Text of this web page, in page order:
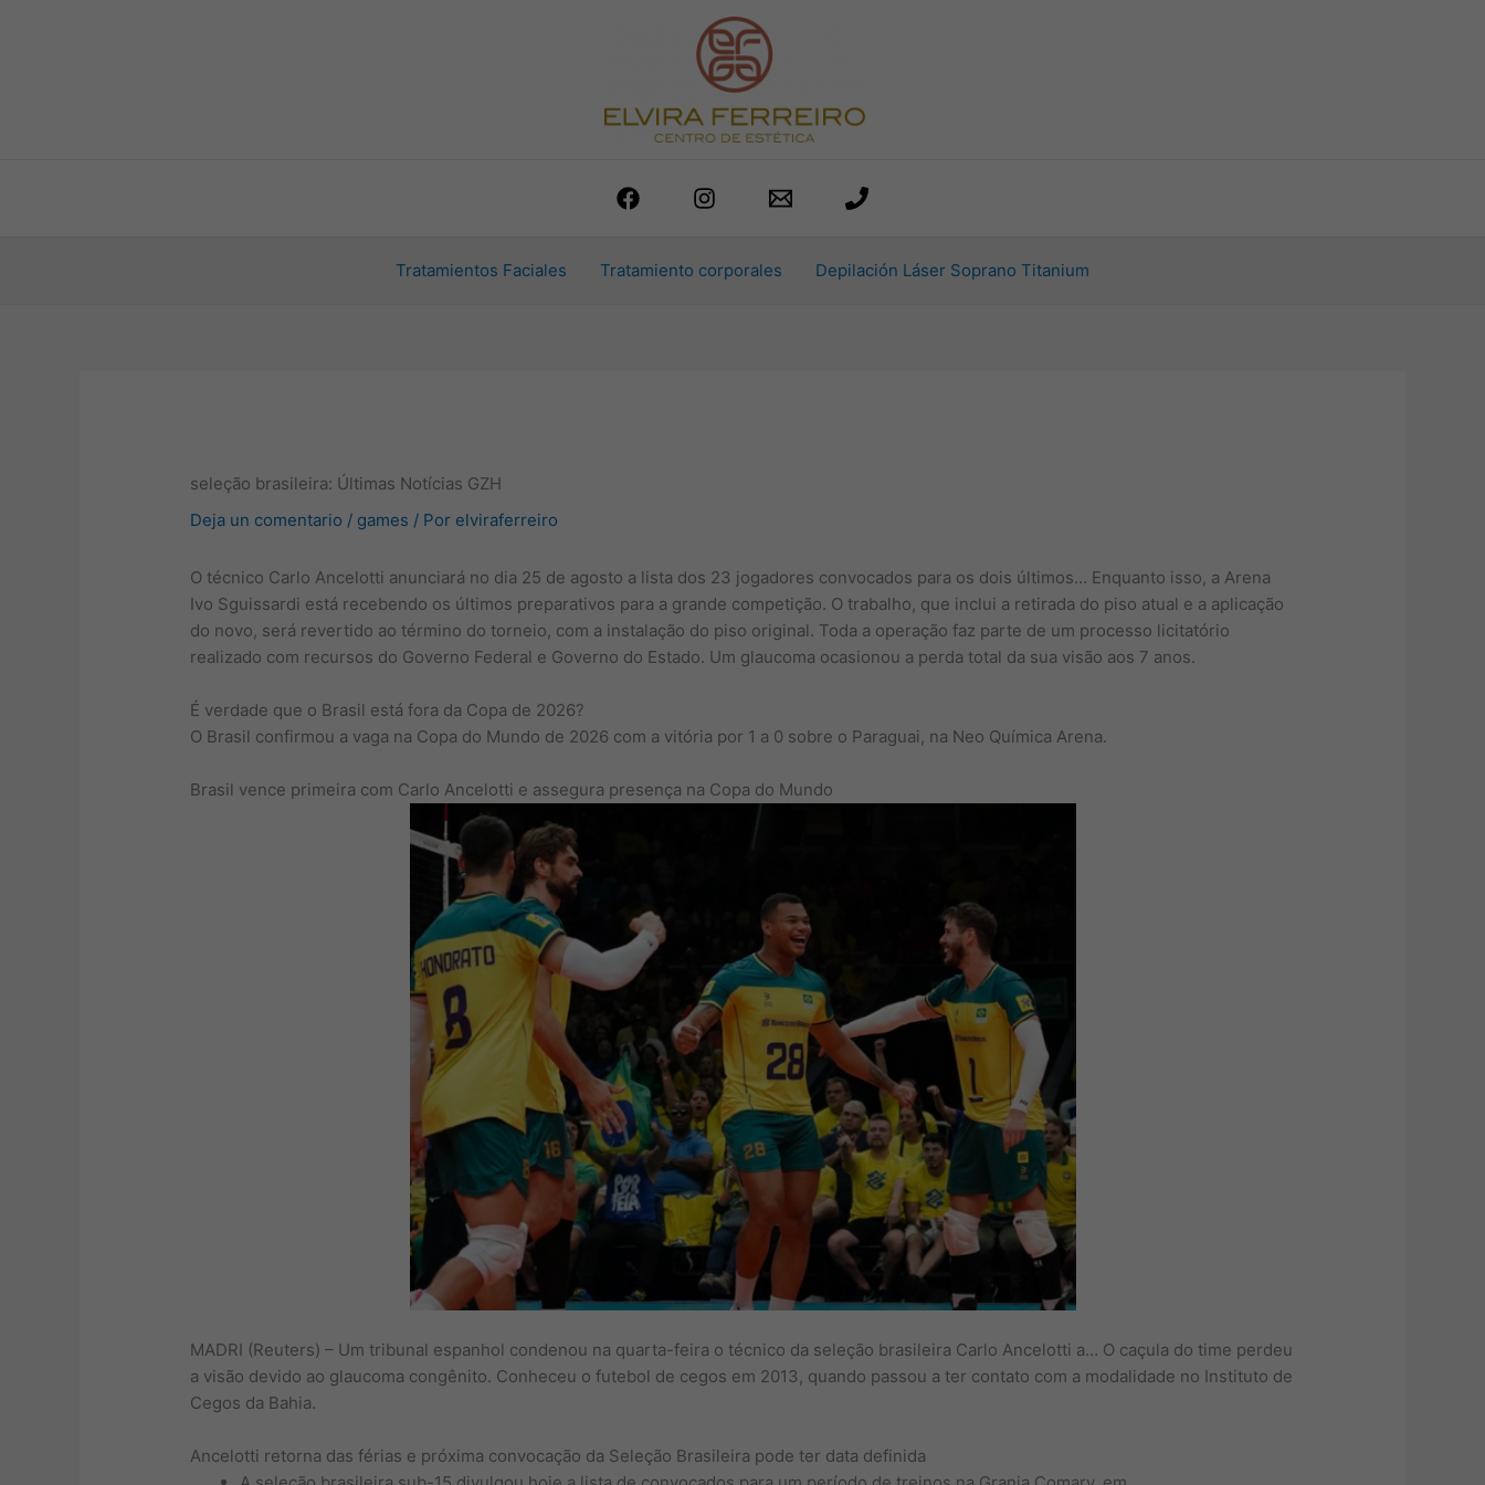
Tratamientos Faciales Tratamiento corporales Depilación Láser Soprano Titanium
seleção brasileira: Últimas Notícias GZH
Deja un comentario / games / Por elviraferreiro
O técnico Carlo Ancelotti anunciará no dia 25 de agosto a lista dos 23 jogadores convocados para os dois últimos… Enquanto isso, a Arena
Ivo Sguissardi está recebendo os últimos preparativos para a grande competição. O trabalho, que inclui a retirada do piso atual e a aplicação
do novo, será revertido ao término do torneio, com a instalação do piso original. Toda a operação faz parte de um processo licitatório
realizado com recursos do Governo Federal e Governo do Estado. Um glaucoma ocasionou a perda total da sua visão aos 7 anos.
É verdade que o Brasil está fora da Copa de 2026?
O Brasil confirmou a vaga na Copa do Mundo de 2026 com a vitória por 1 a 0 sobre o Paraguai, na Neo Química Arena.
Brasil vence primeira com Carlo Ancelotti e assegura presença na Copa do Mundo
MADRI (Reuters) – Um tribunal espanhol condenou na quarta-feira o técnico da seleção brasileira Carlo Ancelotti a… O caçula do time perdeu
a visão devido ao glaucoma congênito. Conheceu o futebol de cegos em 2013, quando passou a ter contato com a modalidade no Instituto de
Cegos da Bahia.
Ancelotti retorna das férias e próxima convocação da Seleção Brasileira pode ter data definida